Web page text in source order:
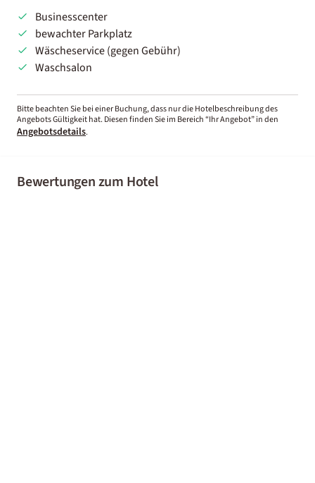
Businesscenter
bewachter Parkplatz
Wäscheservice (gegen Gebühr)
Waschsalon
Bitte beachten Sie bei einer Buchung, dass nur die Hotelbeschreibung des
Angebots Gültigkeit hat. Diesen finden Sie im Bereich “Ihr Angebot” in den
Angebotsdetails.
Bewertungen zum Hotel